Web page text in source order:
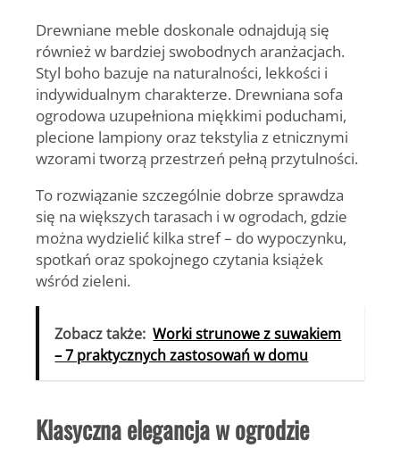
Drewniane meble doskonale odnajdują się
również w bardziej swobodnych aranżacjach.
Styl boho bazuje na naturalności, lekkości i
indywidualnym charakterze. Drewniana sofa
ogrodowa uzupełniona miękkimi poduchami,
plecione lampiony oraz tekstylia z etnicznymi
wzorami tworzą przestrzeń pełną przytulności.
To rozwiązanie szczególnie dobrze sprawdza
się na większych tarasach i w ogrodach, gdzie
można wydzielić kilka stref – do wypoczynku,
spotkań oraz spokojnego czytania książek
wśród zieleni.
Zobacz także: Worki strunowe z suwakiem
– 7 praktycznych zastosowań w domu
Klasyczna elegancja w ogrodzie